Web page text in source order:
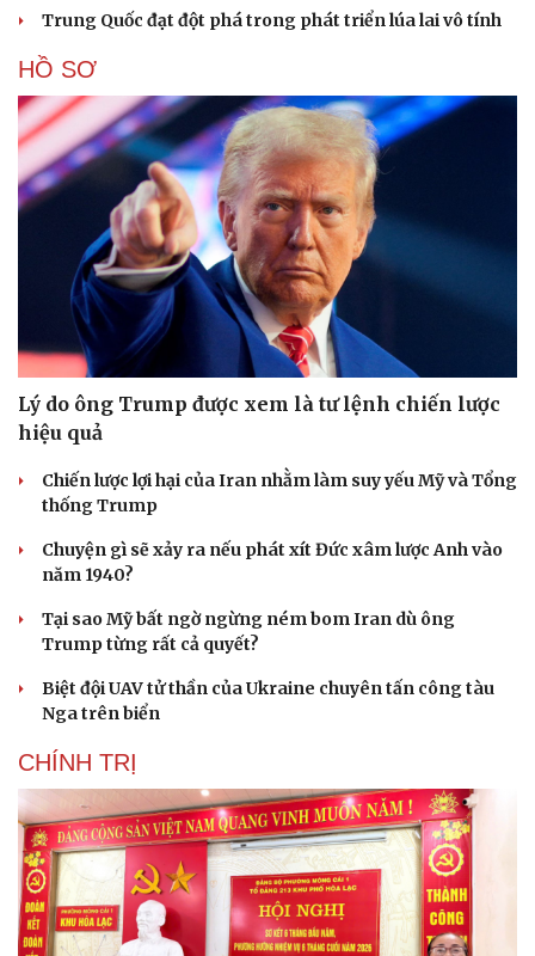
Cải chính
Trung Quốc đạt đột phá trong phát triển lúa lai vô tính
HỒ SƠ
Lý do ông Trump được xem là tư lệnh chiến lược
hiệu quả
Chiến lược lợi hại của Iran nhằm làm suy yếu Mỹ và Tổng
thống Trump
Chuyện gì sẽ xảy ra nếu phát xít Đức xâm lược Anh vào
năm 1940?
Tại sao Mỹ bất ngờ ngừng ném bom Iran dù ông
Trump từng rất cả quyết?
Biệt đội UAV tử thần của Ukraine chuyên tấn công tàu
Nga trên biển
CHÍNH TRỊ